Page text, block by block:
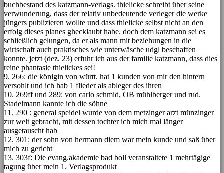
buchbestand des katzmann-verlags. thielicke schreibt über seine
verwunderung, dass der relativ unbedeutende verleger die werke
jüngers publizieren wollte und dass thielicke selbst nicht an den
erfolg dieses planes ghecklaubt habe. doch dem katzmann sei es
schließlich gelungen, da er als mann mit beziehungen in die
wirtschaft auch praktisches wie unterwäsche udgl beschaffen
konnte. jetzt (dez. 23) erfuhr ich aus der familie katzmann, dass dies
reine phantasie thielickes sei!
9. 266: die königin von württ. hat 1 kunden von mir den hintern
versohlt und ich hab 1 flieder als ableger des ihren
10. 269ff und 289: von carlo schmid, OB mühlberger und rud.
Stadelmann kannte ich die söhne
11. 290 : general speidel wurde von dem metzinger arzt münzinger
zur welt gebracht, mit dessen tochter ich mich mal länger
ausgetauscht hab
12. 301: der sohn von hermann diem war mein kunde und saß über
mich zu gericht
13. 303f: Die evang.akademie bad boll veranstaltete 1 mehrtägige
tagung über mein 1. Verlagsprodukt